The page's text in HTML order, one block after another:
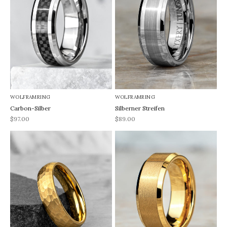
WOLFRAMRING
Carbon-Silber
REA-pris
$97.00
WOLFRAMRING
Silberner Streifen
REA-pris
$89.00